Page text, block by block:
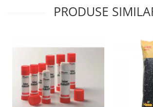
Stimulare senzoriala
Stimulare tactila
Stimulare vizuala
Terapie de integrare senzorială
PRODUSE